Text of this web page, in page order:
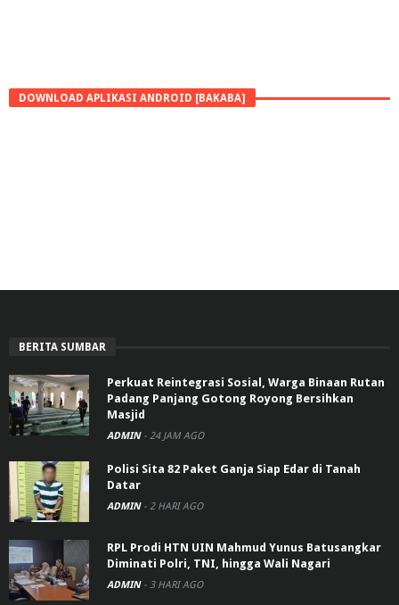
DOWNLOAD APLIKASI ANDROID [BAKABA]
BERITA SUMBAR
Perkuat Reintegrasi Sosial, Warga Binaan Rutan
Padang Panjang Gotong Royong Bersihkan
Masjid
ADMIN - 24 JAM AGO
Polisi Sita 82 Paket Ganja Siap Edar di Tanah
Datar
ADMIN - 2 HARI AGO
RPL Prodi HTN UIN Mahmud Yunus Batusangkar
Diminati Polri, TNI, hingga Wali Nagari
ADMIN - 3 HARI AGO